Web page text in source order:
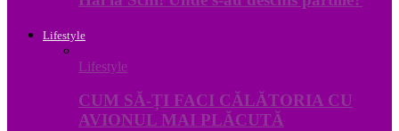
Lifestyle
Lifestyle
CUM SĂ-ȚI FACI CĂLĂTORIA CU
AVIONUL MAI PLĂCUTĂ